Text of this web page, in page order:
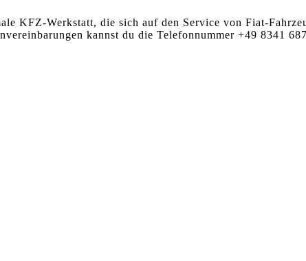
KFZ-Werkstatt, die sich auf den Service von Fiat-
kannst du die Telefonnummer +49 8341